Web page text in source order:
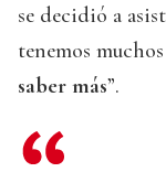
se decidió a
tenemos
saber más”.